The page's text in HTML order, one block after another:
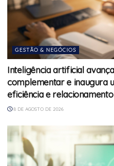
GESTÃO & NEGÓCIOS
Inteligência artificial
complementar e inaugura
eficiência e
8 DE AGOSTO DE 2026